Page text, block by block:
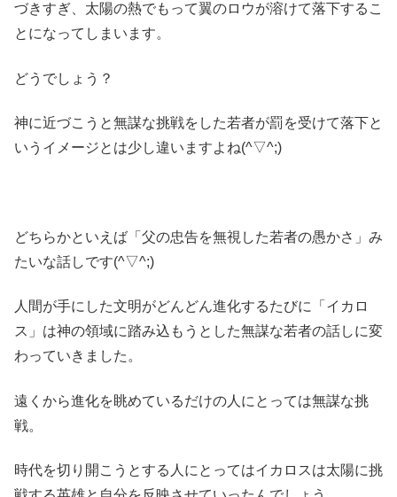
づきすぎ、太陽の熱でもって翼のロウが溶けて落下するこ
とになってしまいます。
どうでしょう？
神に近づこうと無謀な挑戦をした若者が罰を受けて落下と
いうイメージとは少し違いますよね(^▽^;)
どちらかといえば「父の忠告を無視した若者の愚かさ」み
たいな話しです(^▽^;)
人間が手にした文明がどんどん進化するたびに「イカロ
ス」は神の領域に踏み込もうとした無謀な若者の話しに変
わっていきました。
遠くから進化を眺めているだけの人にとっては無謀な挑
戦。
時代を切り開こうとする人にとってはイカロスは太陽に挑